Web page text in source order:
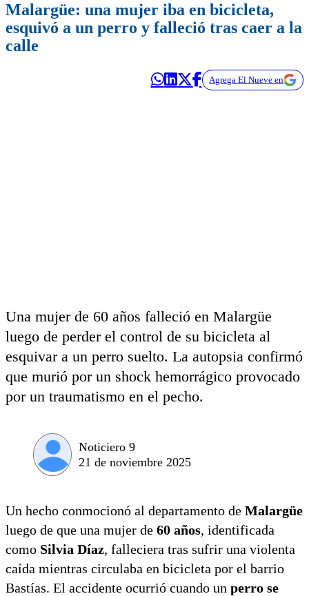
Malargüe: una mujer iba en bicicleta,
esquivó a un perro y falleció tras caer a la
calle
Agrega El Nueve en
Una mujer de 60 años falleció en Malargüe
luego de perder el control de su bicicleta al
esquivar a un perro suelto. La autopsia confirmó
que murió por un shock hemorrágico provocado
por un traumatismo en el pecho.
Noticiero 9
21 de noviembre 2025
Un hecho conmocionó al departamento de Malargüe
luego de que una mujer de 60 años, identificada
como Silvia Díaz, falleciera tras sufrir una violenta
caída mientras circulaba en bicicleta por el barrio
Bastías. El accidente ocurrió cuando un perro se